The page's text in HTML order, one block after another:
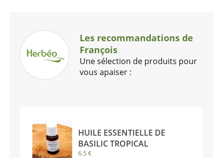
Les recommandations de
François
Une sélection de produits pour
vous apaiser :
HUILE ESSENTIELLE DE
BASILIC TROPICAL
6.5 €